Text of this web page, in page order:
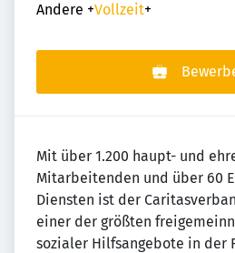
Andere +Vollzeit+
Mit über 1.200 haupt- und
Mitarbeitenden und über 60
Diensten ist der
einer der größten
sozialer Hilfsangebote in der